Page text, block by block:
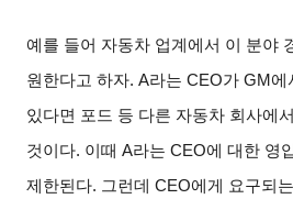
예를 들어 자동차 업계에서 이 분야
원한다고 하자. A라는 CEO가 GM에
있다면 포드 등 다른 자동차 회사에
것이다. 이때 A라는 CEO에 대한 영
제한된다. 그런데 CEO에게 요구되